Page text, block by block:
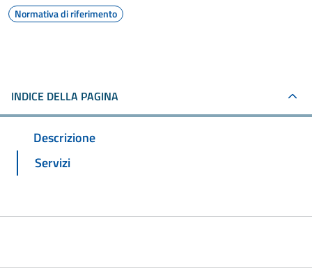
Normativa di riferimento
INDICE DELLA PAGINA
Descrizione
Servizi